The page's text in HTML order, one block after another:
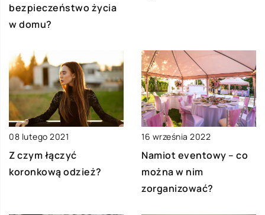
bezpieczeństwo życia
w domu?
08 lutego 2021
Z czym łączyć
koronkową odzież?
16 września 2022
Namiot eventowy – co
można w nim
zorganizować?